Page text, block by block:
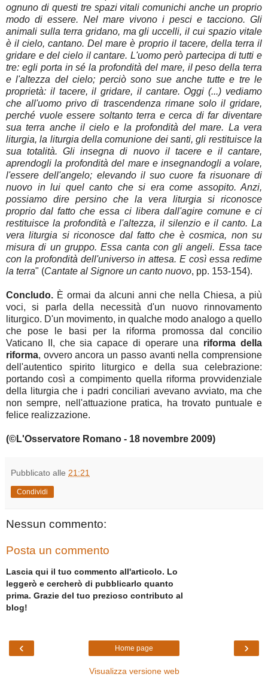
ognuno di questi tre spazi vitali comunichi anche un proprio
modo di essere. Nel mare vivono i pesci e tacciono. Gli
animali sulla terra gridano, ma gli uccelli, il cui spazio vitale
è il cielo, cantano. Del mare è proprio il tacere, della terra il
gridare e del cielo il cantare. L'uomo però partecipa di tutti e
tre: egli porta in sé la profondità del mare, il peso della terra
e l'altezza del cielo; perciò sono sue anche tutte e tre le
proprietà: il tacere, il gridare, il cantare. Oggi (...) vediamo
che all'uomo privo di trascendenza rimane solo il gridare,
perché vuole essere soltanto terra e cerca di far diventare
sua terra anche il cielo e la profondità del mare. La vera
liturgia, la liturgia della comunione dei santi, gli restituisce la
sua totalità. Gli insegna di nuovo il tacere e il cantare,
aprendogli la profondità del mare e insegnandogli a volare,
l'essere dell'angelo; elevando il suo cuore fa risuonare di
nuovo in lui quel canto che si era come assopito. Anzi,
possiamo dire persino che la vera liturgia si riconosce
proprio dal fatto che essa ci libera dall'agire comune e ci
restituisce la profondità e l'altezza, il silenzio e il canto. La
vera liturgia si riconosce dal fatto che è cosmica, non su
misura di un gruppo. Essa canta con gli angeli. Essa tace
con la profondità dell'universo in attesa. E così essa redime
la terra" (Cantate al Signore un canto nuovo, pp. 153-154).
Concludo. È ormai da alcuni anni che nella Chiesa, a più
voci, si parla della necessità d'un nuovo rinnovamento
liturgico. D'un movimento, in qualche modo analogo a quello
che pose le basi per la riforma promossa dal concilio
Vaticano II, che sia capace di operare una riforma della
riforma, ovvero ancora un passo avanti nella comprensione
dell'autentico spirito liturgico e della sua celebrazione:
portando così a compimento quella riforma provvidenziale
della liturgia che i padri conciliari avevano avviato, ma che
non sempre, nell'attuazione pratica, ha trovato puntuale e
felice realizzazione.
(©L'Osservatore Romano - 18 novembre 2009)
Pubblicato alle 21:21
Condividi
Nessun commento:
Posta un commento
Lascia qui il tuo commento all'articolo. Lo
leggerò e cercherò di pubblicarlo quanto
prima. Grazie del tuo prezioso contributo al
blog!
‹ ›
Home page
Visualizza versione web